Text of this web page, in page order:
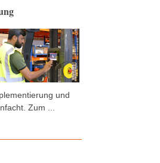
und
Zum ...